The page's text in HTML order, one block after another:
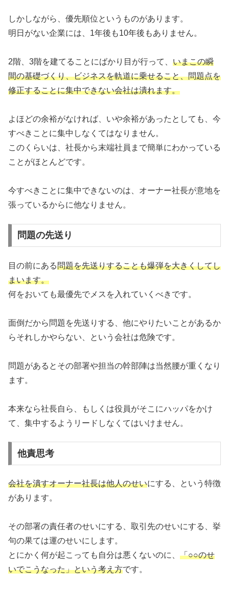
しかしながら、優先順位というものがあります。
明日がない企業には、1年後も10年後もありません。
2階、3階を建てることにばかり目が行って、 いまこの瞬
間の基礎づくり、ビジネスを軌道に乗せること、問題点を
修正することに集中できない会社は潰れます。
よほどの余裕がなければ、いや余裕があったとしても、今
すべきことに集中しなくてはなりません。
このくらいは、社長から末端社員まで簡単にわかっている
ことがほとんどです。
今すべきことに集中できないのは、オーナー社長が意地を
張っているからに他なりません。
問題の先送り
目の前にある問題を先送りすることも爆弾を大きくしてし
まいます。
何をおいても最優先でメスを入れていくべきです。
面倒だから問題を先送りする、他にやりたいことがあるか
らそれしかやらない、という会社は危険です。
問題があるとその部署や担当の幹部陣は当然腰が重くなり
ます。
本来なら社長自ら、もしくは役員がそこにハッパをかけ
て、集中するようリードしなくてはいけません。
他責思考
会社を潰すオーナー社長は他人のせいにする、という特徴
があります。
その部署の責任者のせいにする、取引先のせいにする、挙
句の果ては運のせいにします。
とにかく何が起こっても自分は悪くないのに、 「○○のせ
いでこうなった」という考え方です。